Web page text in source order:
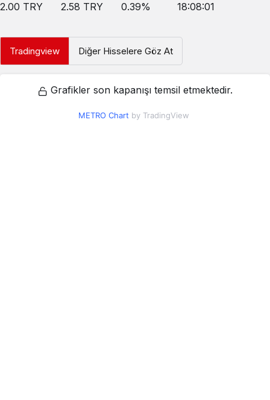
2.00 TRY
2.58 TRY
0.39%
18:08:01
Tradingview Diğer Hisselere Göz At
Grafikler son kapanışı temsil etmektedir.
METRO Chart by TradingView